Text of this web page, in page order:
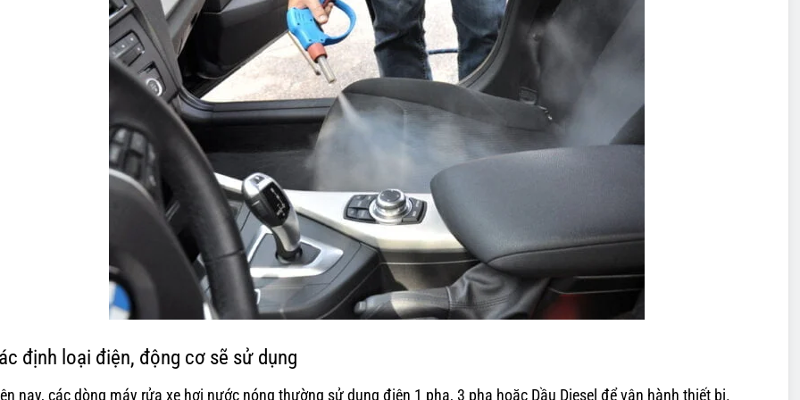
định loại điện, động cơ sẽ sử dụng
nay, các dòng máy rửa xe hơi nước nóng thường sử dụng điện 1 pha, 3 pha hoặc Dầu Diesel để vận hành thiết bị.